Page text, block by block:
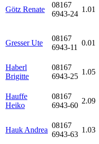
Götz Renate
08167
6943-24
1.01
Gresser Ute
08167
6943-11
0.01
Haberl
Brigitte
08167
6943-25
1.05
Hauffe
Heiko
08167
6943-60
2.09
Hauk Andrea
08167
6943-63
1.03